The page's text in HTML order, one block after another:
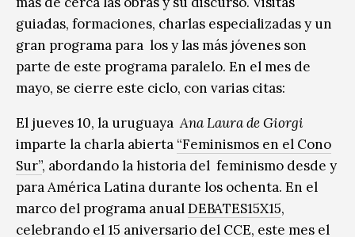
guiadas, formaciones, charlas especializadas y un
gran programa para los y las más jóvenes son
parte de este programa paralelo. En el mes de
mayo, se cierre este ciclo, con varias citas:
El jueves 10, la uruguayaAna Laura de Giorgi
imparte la charla abierta “Feminismos en el Cono
Sur”, abordando la historia del feminismo desde y
para América Latina durante los ochenta. En el
marco del programa anualDEBATES15X15,
celebrando el 15 aniversario del CCE, este mes el